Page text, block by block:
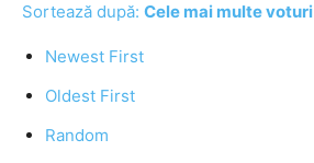
Sortează după: Cele mai multe voturi
Newest First
Oldest First
Random